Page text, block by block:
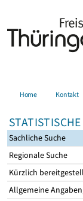
Home Kontakt
Sachliche Suche
Regionale Suche
Kürzlich
Allgemeine